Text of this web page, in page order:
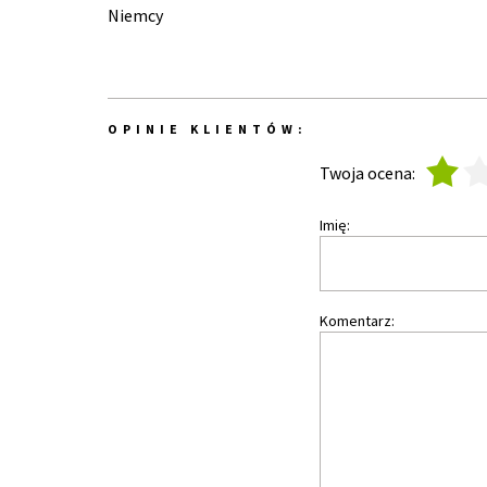
Niemcy
OPINIE KLIENTÓW:
Twoja ocena:
Imię:
Komentarz: